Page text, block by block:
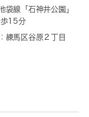
袋線「 石神井公園 」
15分
練馬区谷原２丁目